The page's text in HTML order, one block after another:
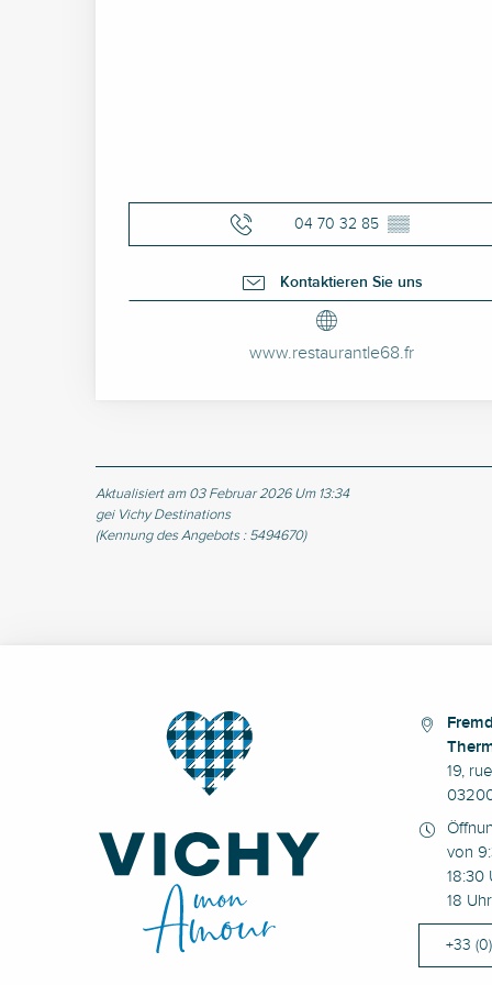
04 70 32 85 ▒▒
Kontaktieren Sie uns
www.restaurantle68.fr
Aktualisiert am 03 Februar 2026 Um 13:34
gei Vichy Destinations
(Kennung des Angebots : 5494670)
19,
von
18:30
18
+33